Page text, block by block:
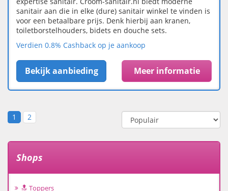
sanitair aan die in elke (dure) sanitair winkel te vinden is
voor een betaalbare prijs. Denk hierbij aan kranen,
toiletborstelhouders, bidets en douche sets.
Verdien 0.8% Cashback op je aankoop
Bekijk aanbieding Meer informatie
1 2
Shops
🔝 Toppers